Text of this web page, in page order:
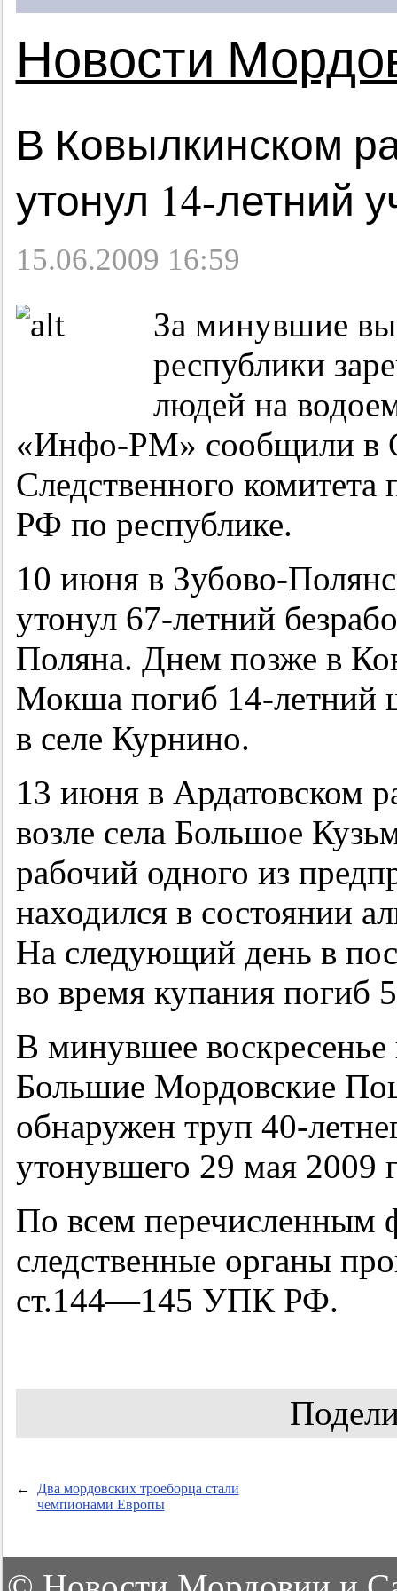
Новости
В Ковылкинском
утонул 14-летний
15.06.2009 16:59
За минувшие
республики
людей на
«Инфо-РМ» сообщили в
Следственного комитета
РФ по республике.
10 июня в Зубово-
утонул 67-летний
Поляна. Днем позже в
Мокша погиб 14-летний
в селе Курнино.
13 июня в Ардатовском
возле села Большое
рабочий одного из
находился в состоянии
На следующий день в
во время купания погиб
В минувшее
Большие Мордовские
обнаружен труп 40-
утонувшего 29 мая 2009
По всем перечисленным
следственные органы
ст.144—145 УПК РФ.
←
Два мордовских троеборца стали
чемпионами Европы